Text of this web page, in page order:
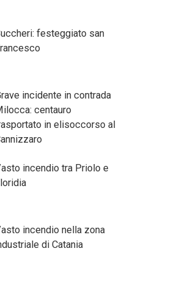
festeggiato san
incidente in contrada
centauro
in elisoccorso al
incendio tra Priolo e
incendio nella zona
di Catania